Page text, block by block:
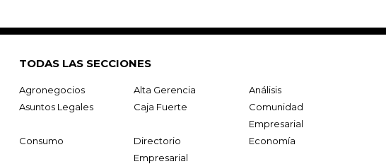
TODAS LAS SECCIONES
Agronegocios Alta Gerencia
Análisis
Asuntos Legales
Caja Fuerte
Comunidad
Empresarial
Consumo
Directorio
Empresarial
Economía